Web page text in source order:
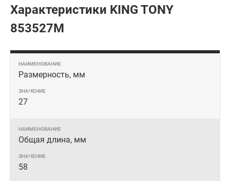
Характеристики KING TONY
853527M
Размерность, мм
27
Общая длина, мм
58